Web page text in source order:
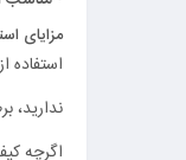
مزایای
استفاده
اگرچه